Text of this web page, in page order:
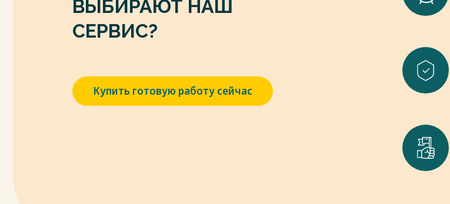
Память – это отражение того, что было уже прожито. Основано это отражение
на образовании достаточно прочных связей на их актуализации и на
функционировании в дальнейшем [41, с. 312]. Память человека – это
психическое отражение, которое заключается в накоплении, закреплении,
сохранении и в дальнейшем воспроизведении личного опыта [42, с. 25].
Весь текст будет доступенпосле покупки
ВЫБИРАЮТ НАШ
СЕРВИС?
Купить готовую работу сейчас